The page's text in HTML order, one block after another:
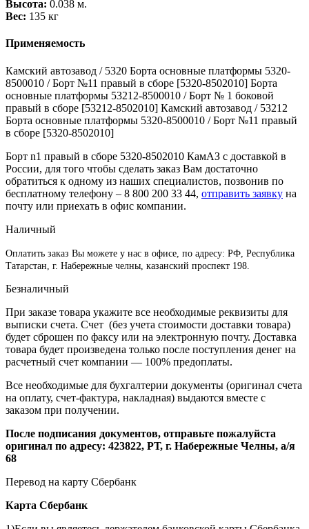
Высота: 0.038 м.
Вес: 135 кг
Применяемость
Камский автозавод / 5320 Борта основные платформы 5320-
8500010 / Борт №11 правый в сборе [5320-8502010] Борта
основные платформы 53212-8500010 / Борт № 1 боковой
правый в сборе [53212-8502010] Камский автозавод / 53212
Борта основные платформы 5320-8500010 / Борт №11 правый
в сборе [5320-8502010]
Борт n1 правый в сборе 5320-8502010 КамАЗ с доставкой в
России, для того чтобы сделать заказ Вам достаточно
обратиться к одному из наших специалистов, позвонив по
бесплатному телефону – 8 800 200 33 44, отправить заявку на
почту или приехать в офис компании.
Наличный
Оплатить заказ Вы можете у нас в офисе, по адресу: РФ, Республика
Татарстан, г. Набережные челны, казанский проспект 198.
Безналичный
При заказе товара укажите все необходимые реквизиты для
выписки счета. Счет (без учета стоимости доставки товара)
будет сброшен по факсу или на электронную почту. Доставка
товара будет произведена только после поступления денег на
расчетный счет компании — 100% предоплаты.
Все необходимые для бухгалтерии документы (оригинал счета
на оплату, счет-фактура, накладная) выдаются вместе с
заказом при получении.
После подписания документов, отправьте пожалуйста
оригинал по адресу: 423822, РТ, г. Набережные Челны, а/я
68
Перевод на карту Сбербанк
Карта Сбербанк